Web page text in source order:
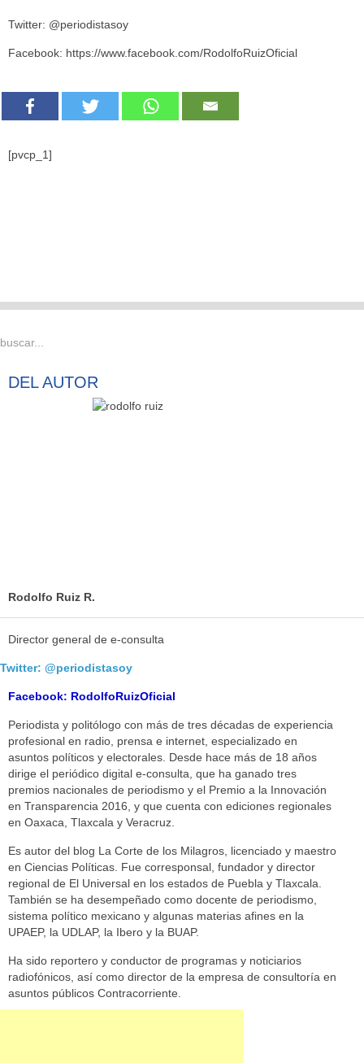
Twitter: @periodistasoy
Facebook: https://www.facebook.com/RodolfoRuizOficial
[pvcp_1]
DELAUTOR
Rodolfo Ruiz R.
Director general de e-consulta
Twitter: @periodistasoy
Facebook: RodolfoRuizOficial
Periodista y politólogo con más de tres décadas de experiencia
profesional en radio, prensa e internet, especializado en
asuntos políticos y electorales. Desde hace más de 18 años
dirige el periódico digital e-consulta, que ha ganado tres
premios nacionales de periodismo y el Premio a la Innovación
en Transparencia 2016, y que cuenta con ediciones regionales
en Oaxaca, Tlaxcala y Veracruz.
Es autor del blog La Corte de los Milagros, licenciado y maestro
en Ciencias Políticas. Fue corresponsal, fundador y director
regional de El Universal en los estados de Puebla y Tlaxcala.
También se ha desempeñado como docente de periodismo,
sistema político mexicano y algunas materias afines en la
UPAEP, la UDLAP, la Ibero y la BUAP.
Ha sido reportero y conductor de programas y noticiarios
radiofónicos, así como director de la empresa de consultoría en
asuntos públicos Contracorriente.